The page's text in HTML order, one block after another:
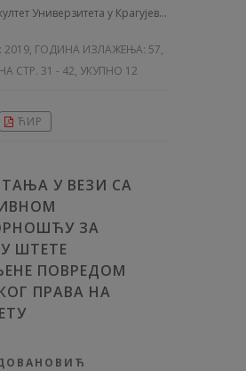
Универзитета у Крагујевцу
2019, ГОДИНА ИЗЛАЖЕЊА: 57,
СТР. 31 - 42, УКУПНО 12
ЋИР
У ВЕЗИ СА
ЗА
ШТЕТЕ
ПОВРЕДОМ
ПРАВА НА